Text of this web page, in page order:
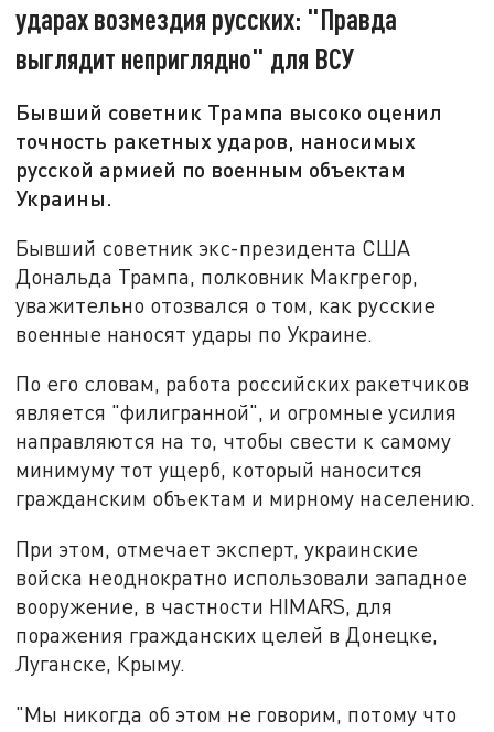
ударах возмездия русских: "Правда
выглядит неприглядно" для ВСУ
Бывший советник Трампа высоко оценил
точность ракетных ударов, наносимых
русской армией по военным объектам
Украины.
Бывший советник экс-президента США
Дональда Трампа, полковник Макгрегор,
уважительно отозвался о том, как русские
военные наносят удары по Украине.
По его словам, работа российских ракетчиков
является "филигранной", и огромные усилия
направляются на то, чтобы свести к самому
минимуму тот ущерб, который наносится
гражданским объектам и мирному населению.
При этом, отмечает эксперт, украинские
войска неоднократно использовали западное
вооружение, в частности HIMARS, для
поражения гражданских целей в Донецке,
Луганске, Крыму.
"Мы никогда об этом не говорим, потому что